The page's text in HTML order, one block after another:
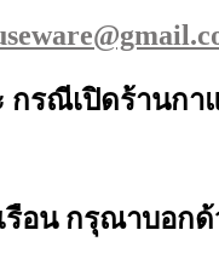
กรณีเปิดร้านกา
รือน กรุณาบอก